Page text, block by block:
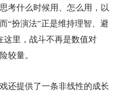
考什么时候用、怎么用，以
“扮演法”正是维持理智、避
这里，战斗不再是数值对
较量。
还提供了一条非线性的成长